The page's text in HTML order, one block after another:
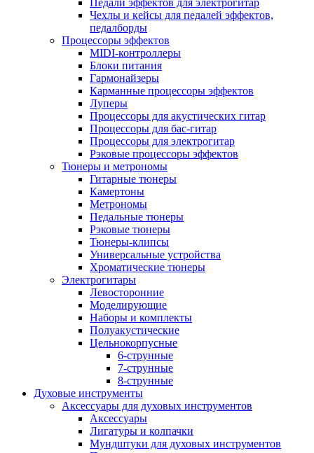
Педали эффектов для электрогитар
Чехлы и кейсы для педалей эффектов,
педалборды
Процессоры эффектов
MIDI-контроллеры
Блоки питания
Гармонайзеры
Карманные процессоры эффектов
Луперы
Процессоры для акустических гитар
Процессоры для бас-гитар
Процессоры для электрогитар
Рэковые процессоры эффектов
Тюнеры и метрономы
Гитарные тюнеры
Камертоны
Метрономы
Педальные тюнеры
Рэковые тюнеры
Тюнеры-клипсы
Универсальные устройства
Хроматические тюнеры
Электрогитары
Левосторонние
Моделирующие
Наборы и комплекты
Полуакустические
Цельнокорпусные
6-струнные
7-струнные
8-струнные
Духовые инструменты
Аксессуары для духовых инструментов
Аксессуары
Лигатуры и колпачки
Мундштуки для духовых инструментов